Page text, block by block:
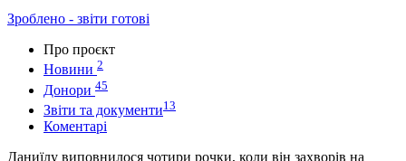
Зроблено - звіти готові
Про проєкт
Новини 2
Донори 45
Звіти та документи13
Коментарі
Даниїлу виповнилося чотири рочки, коли він захворів на